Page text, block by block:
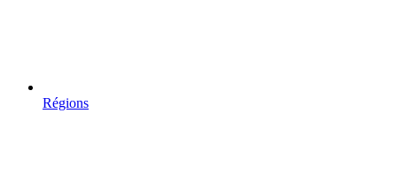
Régions